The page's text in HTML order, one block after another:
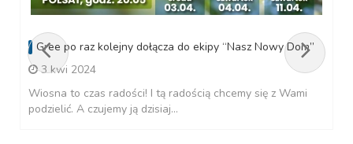
Gree po raz kolejny dołącza do ekipy “Nasz Nowy Dom”
3 kwi 2024
Wiosna to czas radości! I tą radością chcemy się z Wami
podzielić. A czujemy ją dzisiaj...